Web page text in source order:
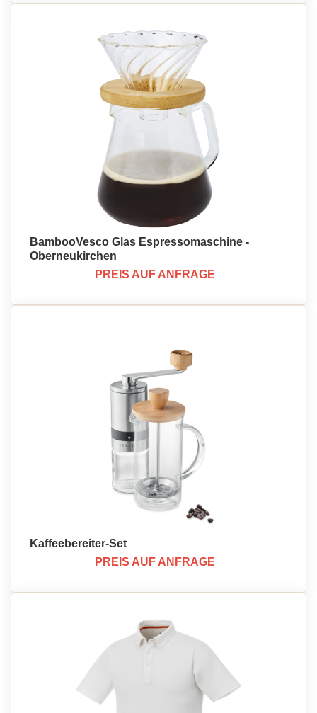
BambooVesco Glas Espressomaschine -
Oberneukirchen
PREIS AUF ANFRAGE
Kaffeebereiter-Set
PREIS AUF ANFRAGE